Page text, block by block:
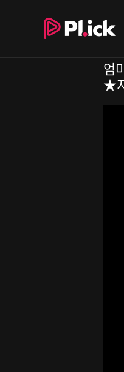
엄
★